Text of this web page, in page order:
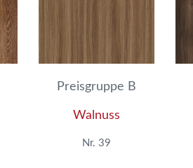
Preisgruppe B
Walnuss
Nr. 39